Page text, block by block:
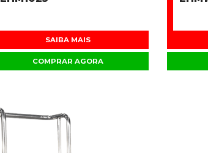
SAIBA MAIS
COMPRAR AGORA